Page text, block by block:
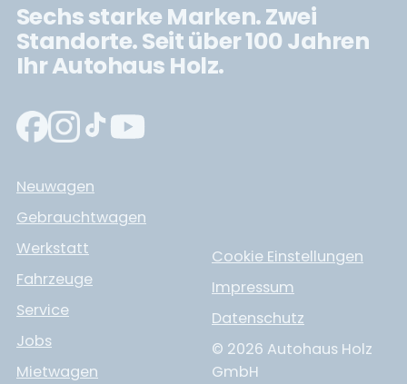
Sechs starke Marken. Zwei
Standorte. Seit über 100 Jahren
Ihr Autohaus Holz.
Neuwagen
Gebrauchtwagen
Werkstatt
Fahrzeuge
Service
Jobs
Mietwagen
Cookie Einstellungen
Impressum
Datenschutz
© 2026 Autohaus Holz
GmbH